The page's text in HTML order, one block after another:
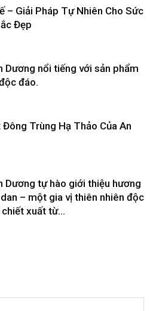
– Giải Pháp Tự Nhiên Cho Sức
Đẹp
Dương nổi tiếng với sản phẩm
đáo.
Đông Trùng Hạ Thảo Của An
Dương tự hào giới thiệu hương
– một gia vị thiên nhiên độc
xuất từ...